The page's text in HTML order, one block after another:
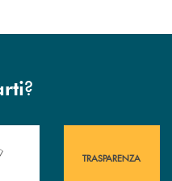
?
filiali&nbsp; di Banca
di assistenza immediata?
TRASPARENZA